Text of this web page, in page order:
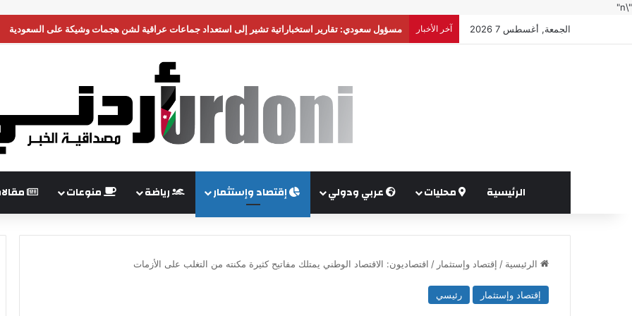
"\n"
الجمعة, أغسطس 7 2026
آخر الأخبار أوغندا توافق على نشر وحدة من جيشها في غزة
الرئيسية محليات عربي ودولي إقتصاد وإستثمار رياضة منوعات
الرئيسية / إقتصاد وإستثمار / اقتصاديون: الاقتصاد الوطني يمتلك مفاتيح كثيرة مكنته من التغلب على الأزمات
إقتصاد وإستثمار رئيسي